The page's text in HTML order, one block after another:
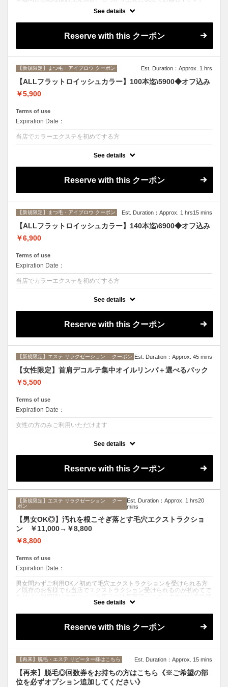
眉毛パーマ+ワックス脱毛+メイク仕上げのお得なセットコース。眉毛パ
ーマ・ワックス脱毛・メイク仕上げ≫ 似合う眉毛が分からない、メイ
クの仕方が分からないといった、眉毛迷子の方を美眉に導きます！眉毛
を取りトレンド眉をデザインし、美容成分配合のソフトワックスで脱毛
後は形が整い角質も取れしっとりツヤツヤに！
See details
Reserve with this クーポン
【新規限定】まつ毛・アイブロウ クーポン Est. Duration：Approx. 1 hrs
【ALLフラットロイッシュカラー】100本迄\5900◆オフ込み
￥5,900
Terms of use
Expiration Date：
当店でカラーエクステを初めてする方
エクステで、柔らかな雰囲気の可愛いお目元に◆7色から選択可◆付け
替えオフ無料◆カールJとC、太さ0.15mmのみ◆
See details
Reserve with this クーポン
【新規限定】まつ毛・アイブロウ クーポン Est. Duration：Approx. 1 hrs15 mins
【ALLフラットロイッシュカラー】140本迄\6900◆オフ込み
￥6,900
Terms of use
Expiration Date：
当店でカラーエクステを初めてする方
エクステで、柔らかな雰囲気の可愛いお目元に◆7色から選択可◆付け
替えオフ無料◆カールJとC、太さ0.15mmのみ◆
See details
Reserve with this クーポン
【新規限定】エステ リラクゼーション クーポン Est. Duration：Approx. 45 mins
【女性限定】首肩デコルテ集中オイルリンパ＋選べるパック
￥5,500
Terms of use
Expiration Date：
女性の方のみご利用いただけます
の排出を促進。
凝り固まった首や肩、肩甲骨の埋もれ、悪姿勢で体形が崩れて見える方
す。
お仕上げの濃密ジェルパックでデコルテ全体のお肌をなめらかに整えま
す。
☆通常￥8800→初回￥5500とお得に！☆
デコルテ/首肩こり/もっこり肩/リンパドレナージュ/癒し/デトックス
See details
Reserve with this クーポン
【新規限定】エステ リラクゼーション クー
ポン
Est. Duration：Approx. 1 hrs20
mins
【男女OK◎】汚れを根こそぎ落とす毛穴エクストラクショ
ン ￥11,000→￥8,800
￥8,800
Terms of use
Expiration Date：
男女問わずご利用OK／初めて毛穴エクストラクションを受けられる方
／既存のお客様でも当店でエクストラクション受けられるのが初めてで
面にてご確認お願い致します。
毛穴に詰まった汚れを一つ一つ手作業で取り除きます。硬く固まった角
いた後は肌のターンオーバーを促進させる《光フェイシャル》を行い肌
質改善へと導きます。日本人のデリケートな肌に考慮して専用ローショ
ンを使います。施術後3時間ほどお化粧直しができません。
カウセリング⇨クレンジング⇨スチーマー下処理⇨エクストラクション⇨光
フェイシャル⇨ドライヘッドスパ⇨ジェルパック※⇨保湿
※ジェルパックのみオプション追加￥2200
See details
Reserve with this クーポン
【再来】脱毛・エステ リピーター様はこちら Est. Duration：Approx. 15 mins
【再来】脱毛◎回数券をお持ちの方はこちら《※ご希望の部
位を必ずオプション追加してください》